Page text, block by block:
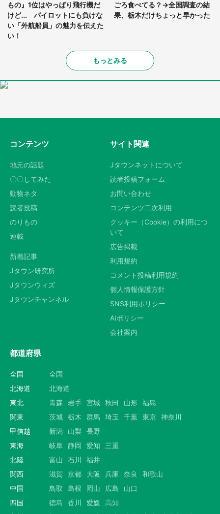
もの』1位はやっぱり飛行機だ
けど... パイロットにも負けな
い「外航船員」の魅力を伝えた
い！
ごろ食べてる？→全国調査の結
果、栃木だけちょっと早かった
もっとみる
コンテンツ
地元の話題
〇〇してみた
動物ネタ
読者投稿
のりもの
連載
新着記事
Jタウン研究所
Jタウンウィズ
Jタウンチャンネル
サイト関連
Jタウンネットについて
読者投稿フォーム
お問い合わせ
コンテンツ二次利用
クッキー（Cookie）の利用につ
いて
広告掲載
利用規約
コメント投稿利用規約
個人情報保護方針
SNS利用ポリシー
AIポリシー
会社案内
都道府県
全国
全国
北海道
北海道
東北
青森 岩手 宮城 秋田 山形 福島
関東
茨城 栃木 群馬 埼玉 千葉 東京 神奈川
甲信越
新潟 山梨
長野
東海
岐阜 静岡 愛知
三重
北陸
富山 石川
福井
関西
滋賀 京都 大阪 兵庫 奈良
和歌山
中国
鳥取 島根 岡山 広島
山口
四国
徳島 香川 愛媛 高知